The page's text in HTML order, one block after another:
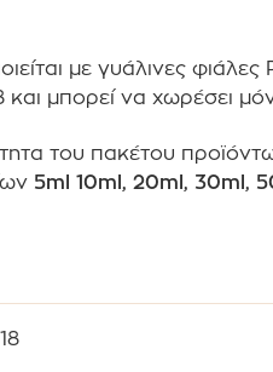
με γυάλινες
και μπορεί να χωρέσει
του πακέτου
5ml 10ml, 20ml, 30ml,